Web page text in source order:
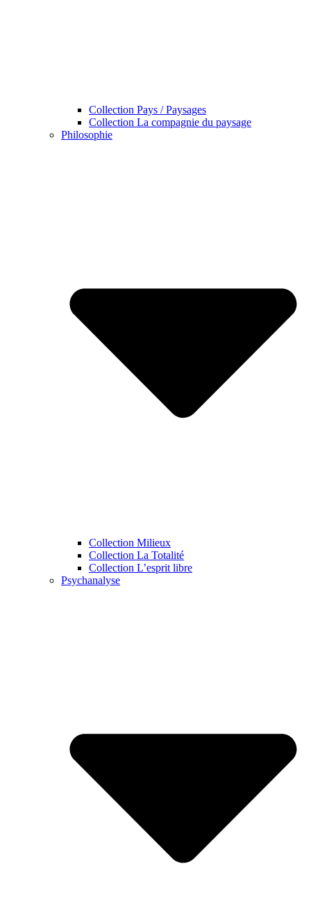
Collection Pays / Paysages
Collection La compagnie du paysage
Philosophie
Collection Milieux
Collection La Totalité
Collection L’esprit libre
Psychanalyse